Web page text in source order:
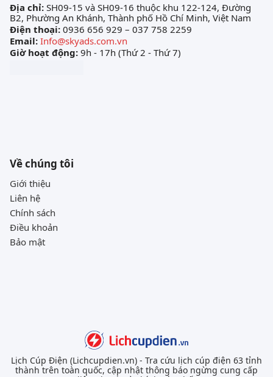
Địa chỉ: SH09-15 và SH09-16 thuộc khu 122-124, Đường
B2, Phường An Khánh, Thành phố Hồ Chí Minh, Việt Nam
Điện thoại: 0936 656 929 – 037 758 2259
Email: Info@skyads.com.vn
Giờ hoạt động: 9h - 17h (Thứ 2 - Thứ 7)
Về chúng tôi
Giới thiệu
Liên hệ
Chính sách
Điều khoản
Bảo mật
Lịch Cúp Điện (Lichcupdien.vn) - Tra cứu lịch cúp điện 63 tỉnh
thành trên toàn quốc, cập nhật thông báo ngừng cung cấp